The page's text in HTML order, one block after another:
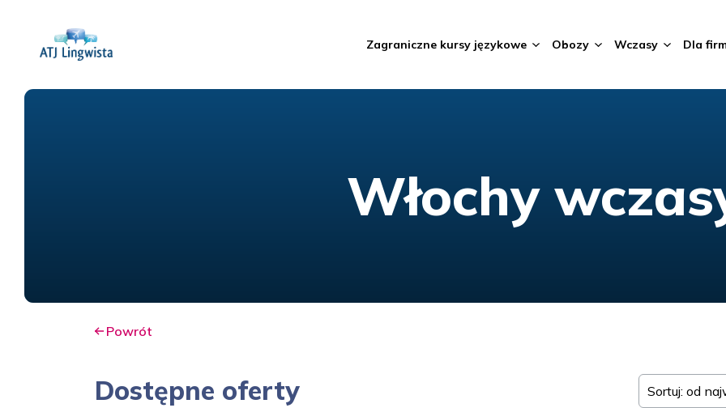
Zagraniczne kursy językowe Obozy Wczasy Dla
Włochy
Powrót
Dostępne oferty
Sortuj: od